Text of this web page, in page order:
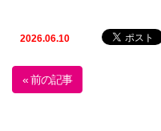
2026.06.10
« 前の記事